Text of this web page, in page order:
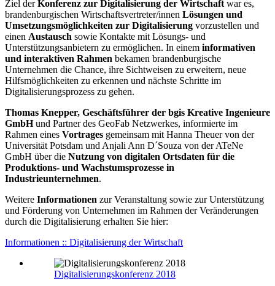
Ziel derKonferenz zur Digitalisierung der Wirtschaft war es,
brandenburgischen Wirtschaftsvertreter/innen Lösungen und
Umsetzungsmöglichkeiten zur Digitalisierung vorzustellen und
einen Austausch sowie Kontakte mit Lösungs- und
Unterstützungsanbietern zu ermöglichen. In einem informativen
und interaktiven Rahmen bekamen brandenburgische
Unternehmen die Chance, ihre Sichtweisen zu erweitern, neue
Hilfsmöglichkeiten zu erkennen und nächste Schritte im
Digitalisierungsprozess zu gehen.
Thomas Knepper, Geschäftsführer der bgis Kreative Ingenieure
GmbHund Partner des GeoFab Netzwerkes, informierte im
Rahmen eines Vortrages gemeinsam mit Hanna Theuer von der
Universität Potsdam und Anjali Ann D´Souza von der ATeNe
GmbH über die Nutzung von digitalen Ortsdaten für die
Produktions- und Wachstumsprozesse in
Industrieunternehmen.
Weitere Informationen zur Veranstaltung sowie zur Unterstützung
und Förderung von Unternehmen im Rahmen der Veränderungen
durch die Digitalisierung erhalten Sie hier:
Informationen :: Digitalisierung der Wirtschaft
Digitalisierungskonferenz 2018